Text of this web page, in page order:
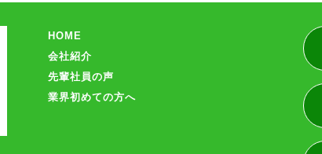
HOME
会社紹介
先輩社員の声
業界初めての方へ